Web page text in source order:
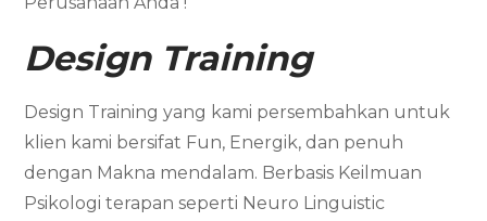
Design Training
Design Training yang kami persembahkan untuk
klien kami bersifat Fun, Energik, dan penuh
dengan Makna mendalam. Berbasis Keilmuan
Psikologi terapan seperti Neuro Linguistic